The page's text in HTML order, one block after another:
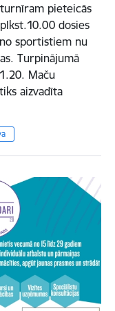
pieteicās
dosies
sportistiem nu
Turpinājumā
Maču
aizvadīta